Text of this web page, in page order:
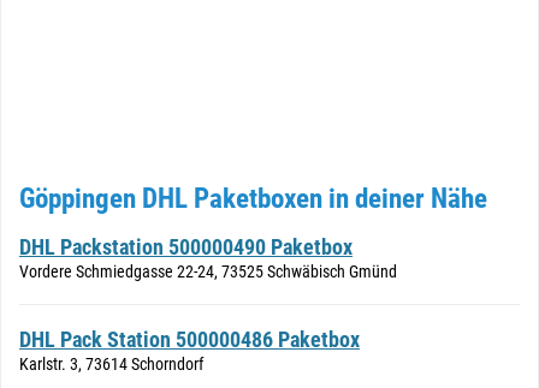
Göppingen DHL Paketboxen in deiner Nähe
DHL Packstation 500000490 Paketbox
Vordere Schmiedgasse 22-24, 73525 Schwäbisch Gmünd
DHL Pack Station 500000486 Paketbox
Karlstr. 3, 73614 Schorndorf